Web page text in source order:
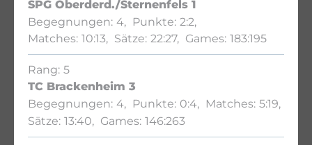
SPG Oberderd./Sternenfels 1
4
2:2
10:13
22:27 183:195
5
TC Brackenheim 3
4
0:4
5:19
13:40
146:263